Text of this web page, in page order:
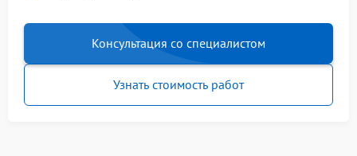
Консультация со специалистом
Узнать стоимость работ